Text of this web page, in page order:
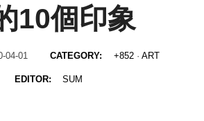
10個印象
04-01 CATEGORY: +852· ART
EDITOR: SUM